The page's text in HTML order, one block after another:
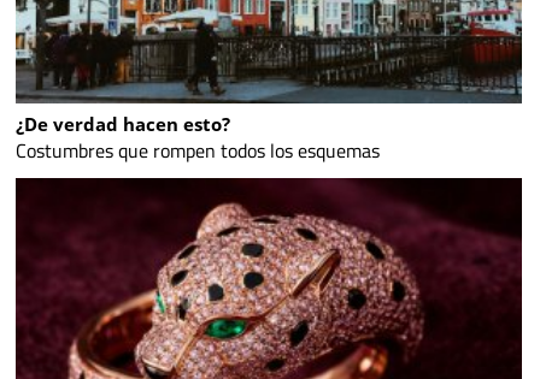
¿De verdad hacen esto?
Costumbres que rompen todos los esquemas